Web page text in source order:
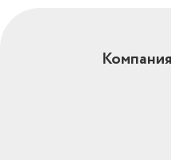
Компания